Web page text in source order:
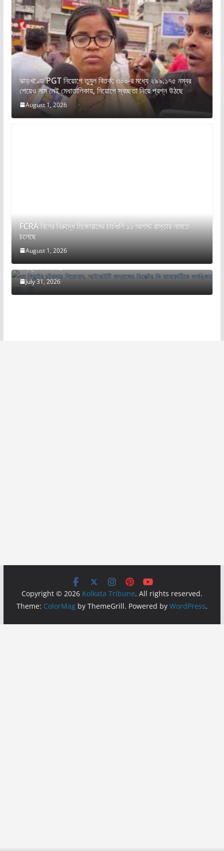
ঝাড়খণ্ডে PGT নিয়োগে তুমুল বিতর্ক: ৩০০-র মধ্যে ২৯৯.১৭৫ নম্বর
পেয়েও নাম নেই মেধাতালিকায়, নিয়োগে স্বচ্ছতা নিয়ে প্রশ্ন উঠছে
August 1, 2026
FCRA বিলের বিরুদ্ধে মিজোরামের চার্চগুলি ১১ আগস্ট রাস্তায় নামতে
চলেছে
August 1, 2026
দ্য প্রিন্টের চটকদার শিরোনাম, আইআইটি মাদ্রাজের ডিরেক্টর ভি কামকোটিকে
কলঙ্কিত করার চেষ্টা
July 31, 2026
Copyright © 2026 Kolkata Tribune. All rights reserved.
Theme: ColorMagby ThemeGrill. Powered by WordPress.